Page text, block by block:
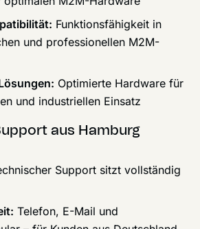
Funktionsfähigkeit in
und professionellen M2M-
Optimierte Hardware für
und industriellen Einsatz
aus Hamburg
Support sitzt vollständig
Telefon, E-Mail und